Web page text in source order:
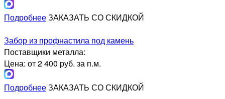
ПодробнееЗАКАЗАТЬ СО СКИДКОЙ
Забор из профнастила под камень
Поставщики металла:
Цена: от 2 400 руб. за п.м.
ПодробнееЗАКАЗАТЬ СО СКИДКОЙ